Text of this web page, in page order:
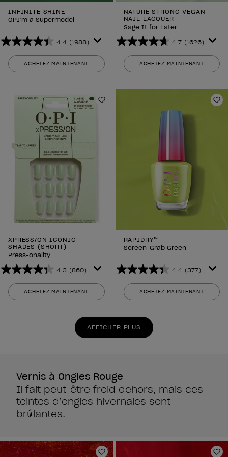
INFINITE SHINE
OPI’m a Supermodel
4.4 (1988)
4.4
sur
5
avis
ACHETEZ MAINTENANT
NATURE STRONG VEGAN
NAIL LACQUER
Sage It for Later
4.7 (1626)
4.7
sur
5
1626
ACHETEZ MAINTENANT
Ajouter aux favoris
XPRESS/ON ICONIC
SHADES (SHORT)
Press-onality
4.3 (860)
4.3
sur
5
ACHETEZ MAINTENANT
RAPIDRY™
Screen-Grab Green
4.4 (377)
4.4
sur
5
377
avis
ACHETEZ MAINTENANT
AFFICHER PLUS
Vernis à Ongles Rouge
Il fait peut-être froid dehors, mais ces
teintes d’ongles hivernales sont
brûlantes.